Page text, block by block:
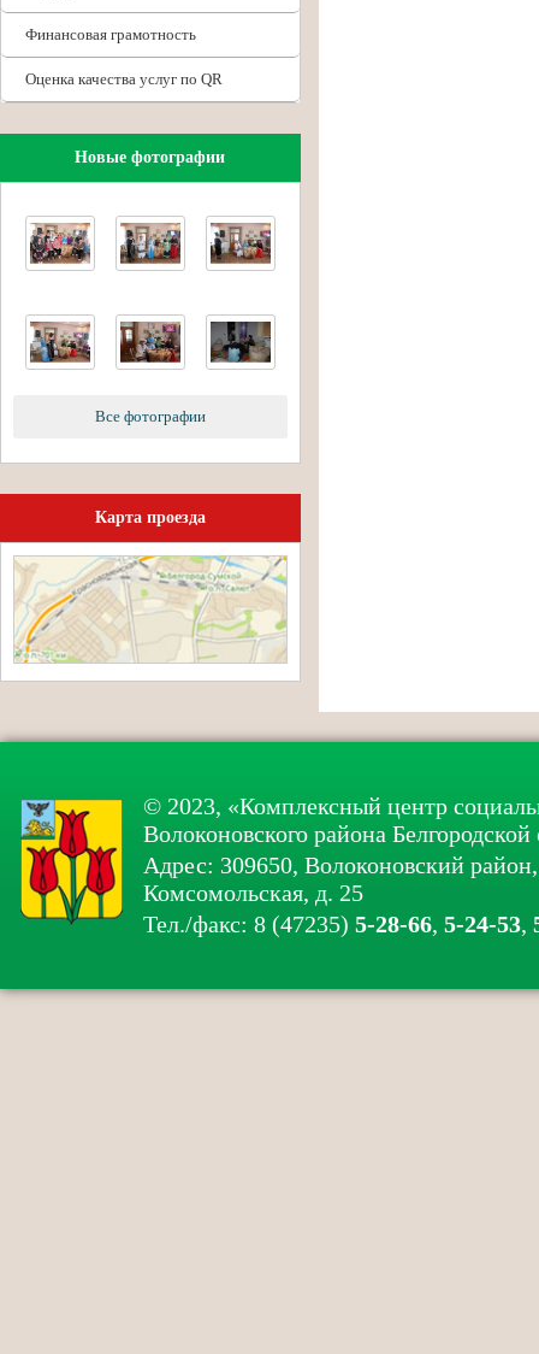
Финансовая грамотность
Оценка качества услуг по QR
Новые фотографии
Все фотографии
Карта проезда
© 2023, «Комплексный центр
Волоконовского района Белгородской
Адрес: 309650, Волоконовский
Комсомольская, д. 25
Тел./факс: 8 (47235) 5-28-66, 5-24-53,